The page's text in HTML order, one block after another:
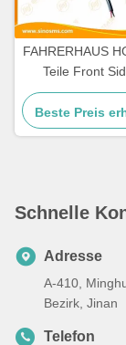
FAHRERHAUS
Teile Front
Beste Preis
Schnelle
Adresse
A-410,
Bezirk, Jinan
Telefon